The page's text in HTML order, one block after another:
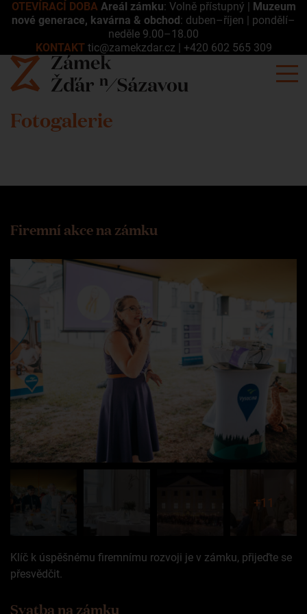
OTEVÍRACÍ DOBA Areál zámku: Volně přístupný | Muzeum
nové generace, kavárna & obchod: duben–říjen | pondělí–
neděle 9.00–18.00
KONTAKT tic@zamekzdar.cz | +420 602 565 309
Fotogalerie
Firemní akce na zámku
+11
Klíč k úspěšnému firemnímu rozvoji je v zámku, přijeďte se
přesvědčit.
Svatba na zámku